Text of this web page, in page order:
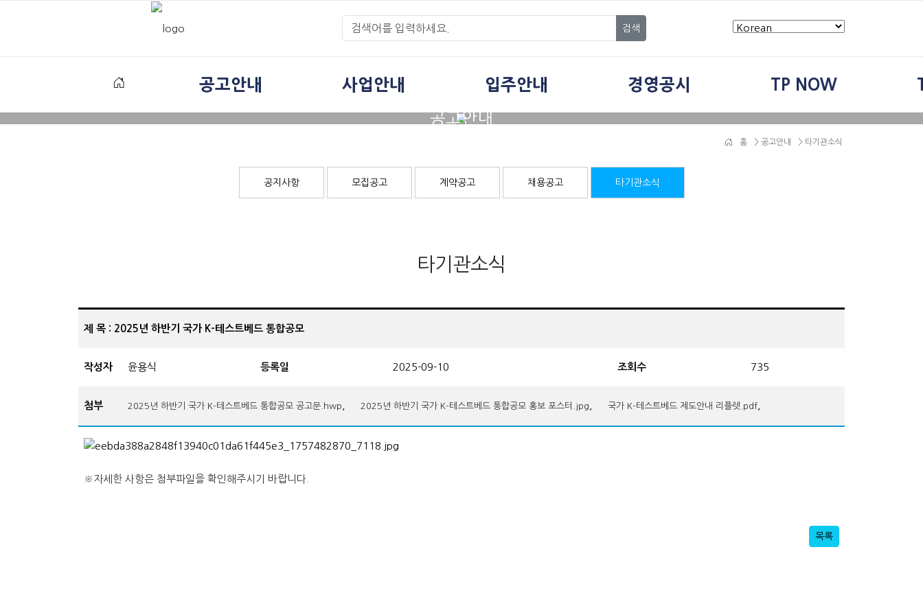
검색
공고안내 사업안내 입주안내 경영공시 TP NOW
공고안내
> 타기관소식
> 공고안내
홈
공지사항 모집공고 계약공고 채용공고 타기관소식
타기관소식
제 목 : 2025년 하반기 국가 K-테스트베드 통합공모
작성자 윤용식 등록일 2025-09-10 조회수 735
첨부 2025년 하반기 국가 K-테스트베드 통합공모 공고문.hwp 2025년 하반기 국가 K-테스트베드 통합공모 홍보 포스터.jpg 국가 K-테스트베드 제도안내 리플렛.pdf
※자세한 사항은 첨부파일을 확인해주시기 바랍니다.
목록